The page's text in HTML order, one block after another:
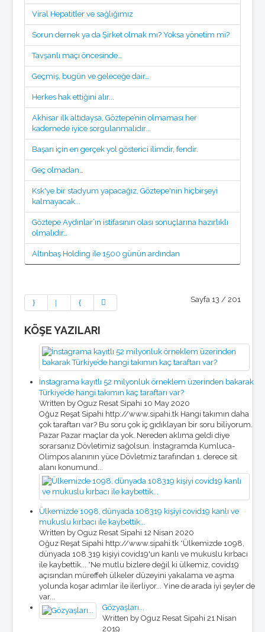
Viral Hepatitler ve sağlığımız
Sorun dernek ya da Şirket olmak mı? Yoksa yönetim mi?
Tavşanlı maçı öncesinde…
Geçmiş, bugün ve geleceğe dair…
Herkes hak ettiğini alır...
Akhisar ilk altıdaysa, Göztepe’nin olmaması her
kademede iyice sorgulanmalıdır...
Başarı için en gerçek yol gösterici ilimdir, fendir.
Geç olmadan…
Ksk'ye bir stadyum yapacağız, Göztepe'nin hiçbirşeyi
kalmayacak...
Göztepe Aydınlar’ın istifasının olası sonuçlarına hazırlıklı
olmalıdır…
Altınbaş Holding ile 1500 günün ardından
Sayfa 13 / 201
KÖŞE YAZILARI
İnstagrama kayıtlı 52 milyonluk örneklem üzerinden bakarak
Türkiye’de hangi takımın kaç taraftarı var?
Written by Oguz Resat Sipahi 10 May 2020
Oğuz Reşat Sipahi http://www.sipahi.tk Hangi takımın daha
çok taraftarı var? Bu soru çok iç gıdıklayan bir soru biliyorum.
Pazar Pazar maçlar da yok. Nereden aklıma geldi diye
sorarsanız Dövletimiz sağolsun. İnstagramda Kumluca-
Olimpos alanının yüce Dövletmiz tarafından 1. derece sit
alanı konumund...
Ülkemizde 1098, dünyada 108319 kişiyi covid19 kanlı ve
mukuslu kırbacı ile kaybettik...
Written by Oguz Resat Sipahi 12 Nisan 2020
Oğuz Reşat Sipahi http://www.sipahi.tk *Ülkemizde 1098,
dünyada 108.319 kişiyi covid19'un kanlı ve mukuslu kırbacı
ile kaybettik... *Ne mutlu bizlere değil ki ülkemiz, covid19
açısından müreffeh ülkeler düzeyini yakalama ve aşma
yolunda koşar adımlar ile ilerliyor... Yine de arada iyi şeyler de
var...
Gözyaşları...
Written by Oguz Resat Sipahi 21 Nisan
2019